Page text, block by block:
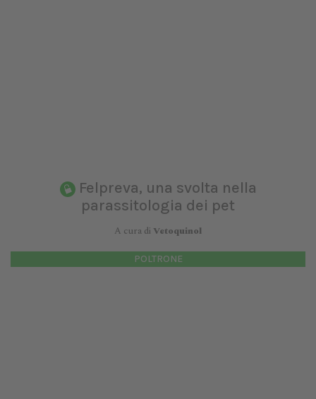
Felpreva, una svolta nella
parassitologia dei pet
A cura di Vetoquinol
POLTRONE